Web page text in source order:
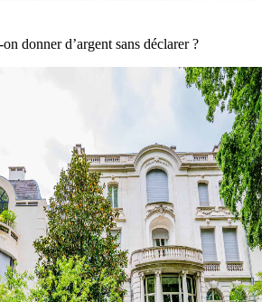
donner d’argent sans déclarer ?